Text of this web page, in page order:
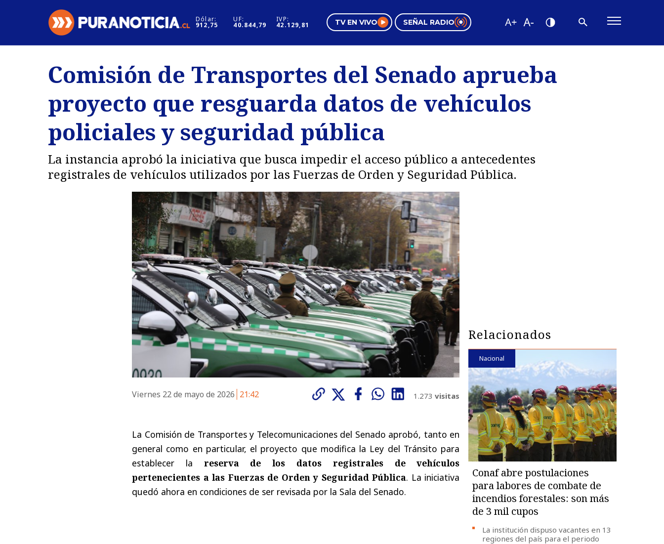
Dólar:
912,75
UF:
40.844,79
IVP:
42.129,81 TV EN VIVO SEÑAL RADIO
Regiones
Deportes
Internacional
Motores
Negocios
Pura Mujer
Tendencias
Videos
Comisión de Transportes del Senado aprueba
proyecto que resguarda datos de vehículos
policiales y seguridad pública
La instancia aprobó la iniciativa que busca impedir el acceso público a antecedentes
registrales de vehículos utilizados por las Fuerzas de Orden y Seguridad Pública.
Viernes 22 de mayo de 2026 21:42 1.273 visitas
La Comisión de Transportes y Telecomunicaciones del Senado aprobó, tanto en
general como en particular, el proyecto que modifica la Ley del Tránsito para
establecer la
reserva de los datos registrales de vehículos
pertenecientes a las Fuerzas de Orden y Seguridad Pública. La iniciativa
quedó ahora en condiciones de ser revisada por la Sala del Senado.
Relacionados
Nacional
Conaf abre postulaciones
para labores de combate de
incendios forestales: son más
de 3 mil cupos
La institución dispuso vacantes en 13
regiones del país para el periodo